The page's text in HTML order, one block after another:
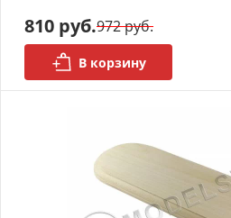
Деревянные 3D модели
Донышки для вязания
Инструмент
Нестандартные заготовки
810 руб.972 руб.
В корзину